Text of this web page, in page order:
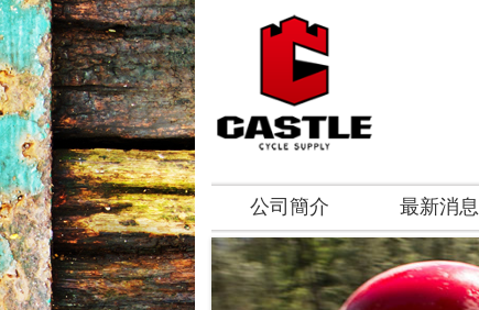
公司簡介 最新消息